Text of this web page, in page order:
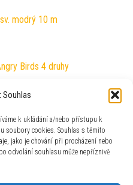
Souhlas
k ukládání a/nebo přístupu k
soubory cookies. Souhlas s těmito
jako je chování při procházení nebo
odvolání souhlasu může nepříznivě
modrý 10 m
Birds 4 druhy
se zlatým okrajem 16 ks